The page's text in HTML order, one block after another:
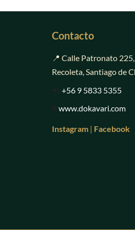
Contacto
📍 Calle Patronato 225,
Recoleta, Santiago de
📲 +56 9 5833 5355
🌐www.dokavari.com
Instagram | Facebook